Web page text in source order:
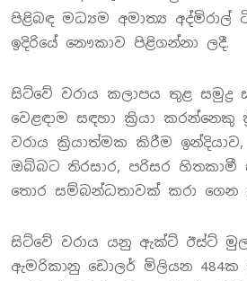
පිළිබඳ මධ්‍යම අමාත්‍ය අද්මිරාල්
ඉදිරියේ නෞකාව පිළිගන්නා ලදී.
සිට්වේ වරාය කලාපය තුළ
වෙළඳාම සඳහා ක්‍රියා කරන්නෙකු
වරාය ක්‍රියාත්මක කිරීම
ඔබ්බට තිරසාර, පරිසර හිතකාමී
තොර සම්බන්ධතාවක් කරා ගෙන
සිට්වේ වරාය යනු ඇක්ට් ඊස්ට්
ඇමරිකානු ඩොලර් මිලියන 484ක